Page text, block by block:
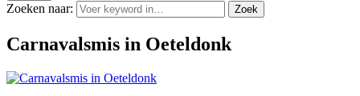
Zoeken naar: Zoek
Carnavalsmis in Oeteldonk